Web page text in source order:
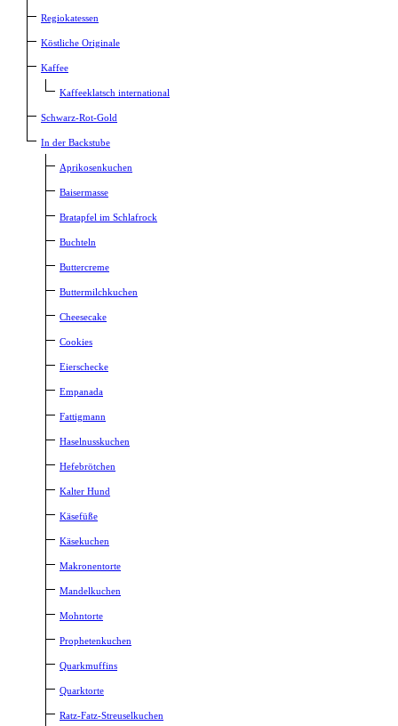
Regiokatessen
Köstliche Originale
Kaffee
Kaffeeklatsch international
Schwarz-Rot-Gold
In der Backstube
Aprikosenkuchen
Baisermasse
Bratapfel im Schlafrock
Buchteln
Buttercreme
Buttermilchkuchen
Cheesecake
Cookies
Eierschecke
Empanada
Fattigmann
Haselnusskuchen
Hefebrötchen
Kalter Hund
Käsefüße
Käsekuchen
Makronentorte
Mandelkuchen
Mohntorte
Prophetenkuchen
Quarkmuffins
Quarktorte
Ratz-Fatz-Streuselkuchen